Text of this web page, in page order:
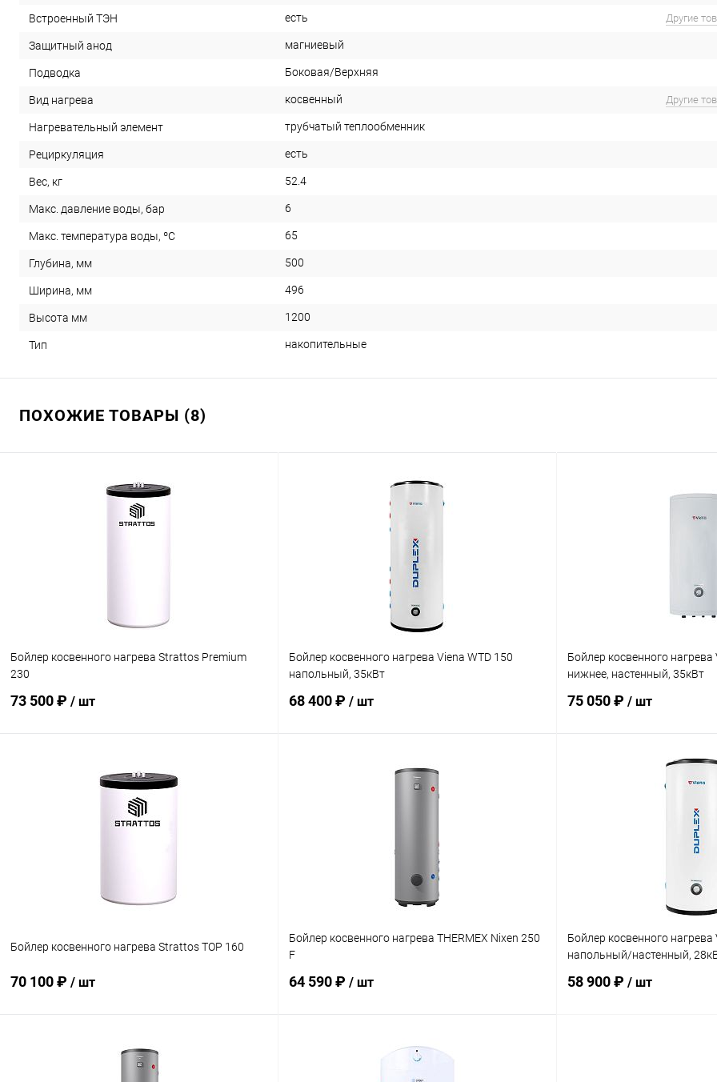
Встроенный ТЭН есть Другие
Защитный анод магниевый
Подводка Боковая/Верхняя
Вид нагрева косвенный Другие
Нагревательный элемент трубчатый теплообменник
Рециркуляция есть
Вес, кг 52.4
Макс. давление воды, бар 6
Макс. температура воды, ºС 65
Глубина, мм 500
Ширина, мм 496
Высота мм 1200
Тип накопительные
ПОХОЖИЕ ТОВАРЫ (8)
Бойлер косвенного нагрева Strattos Premium
230
73 500 ₽ / шт
Бойлер косвенного нагрева Viena WTD 150
напольный, 35кВт
68 400 ₽ / шт
В корзину
Бойлер косвенного нагрева
нижнее, настенный, 35кВт
75 050 ₽ / шт
В
Бойлер косвенного нагрева Strattos TOP 160
70 100 ₽ / шт
В корзину
Бойлер косвенного нагрева THERMEX Nixen 250
F
64 590 ₽ / шт
В корзину
Бойлер косвенного нагрева
напольный/настенный,
58 900 ₽ / шт